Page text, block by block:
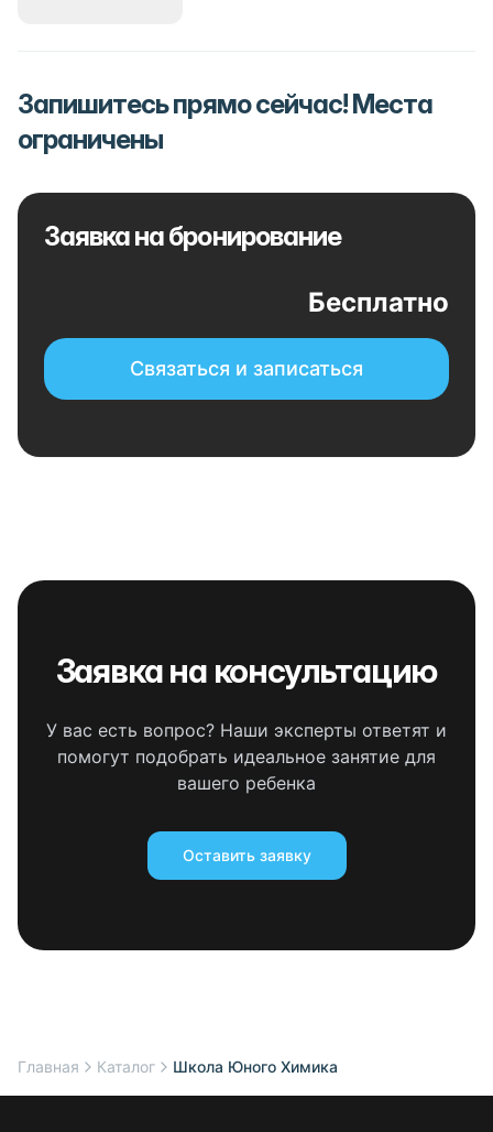
Запишитесь прямо сейчас! Места
ограничены
Заявка на бронирование
Бесплатно
Связаться и записаться
Заявка на консультацию
У вас есть вопрос? Наши эксперты ответят и
помогут подобрать идеальное занятие для
вашего ребенка
Оставить заявку
Главная Каталог Школа Юного Химика